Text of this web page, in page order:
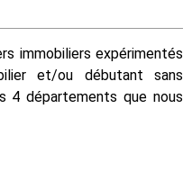
immobiliers expérimentés
et/ou débutant sans
4 départements que nous